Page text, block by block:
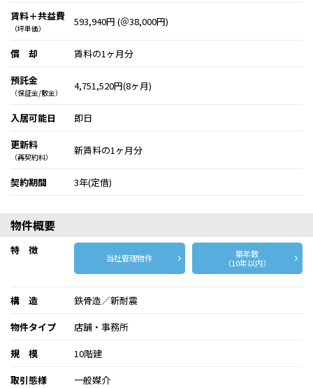
賃料＋共益費
（坪単価）
593,940円 (＠38,000円)
償 却
賃料の1ヶ月分
預託金
（保証金/敷金）
4,751,520円(8ヶ月)
入居可能日
即日
更新料
（再契約料）
新賃料の1ヶ月分
契約期間 3年(定借)
物件概要
特 徴
当社管理物件
築年数
（10年以内）
構 造
鉄骨造／新耐震
物件タイプ
店舗・事務所
規 模
10階建
取引態様
一般媒介